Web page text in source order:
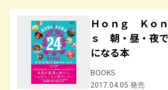
Ｈｏｎｇ Ｋｏ
ｓ 朝・昼・夜
になる本
BOOKS
2017.04.05 発売